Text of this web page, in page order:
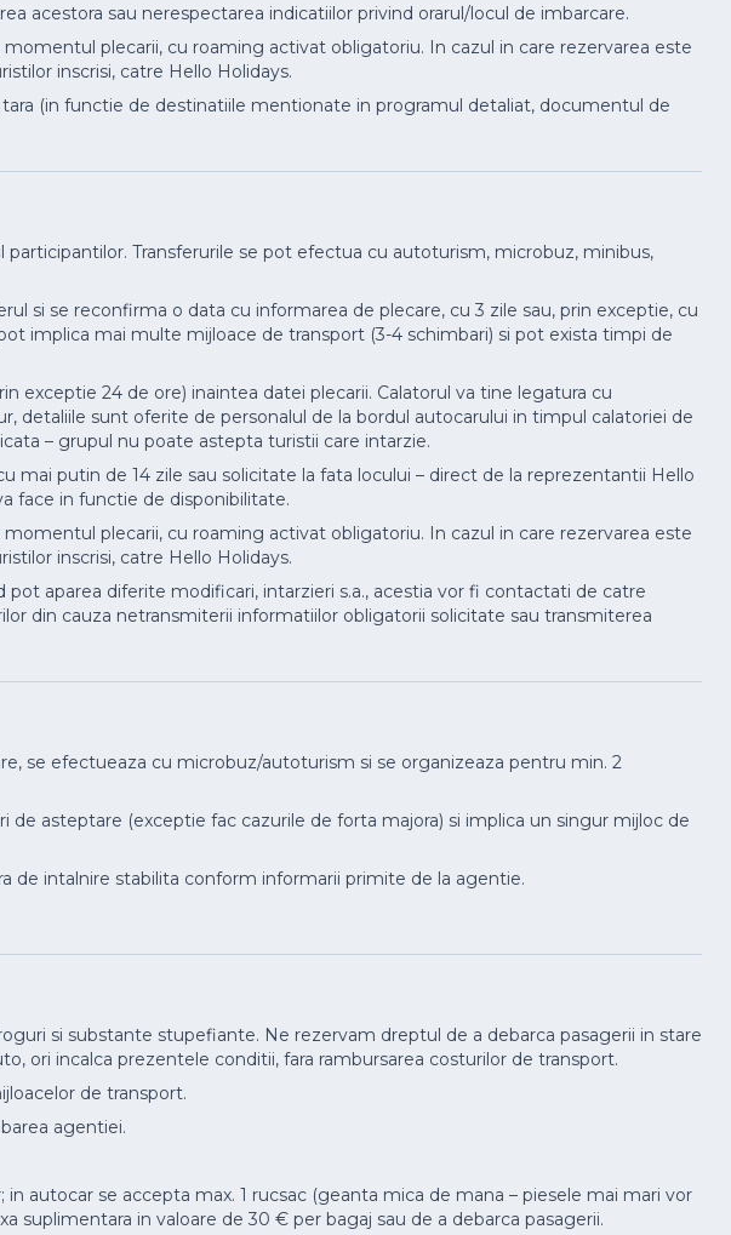
acestora sau nerespectarea indicatiilor privind orarul/locul de imbarcare.
plecarii, cu roaming activat obligatoriu. In cazul in care rezervarea este
inscrisi, catre Hello Holidays.
(in functie de destinatiile mentionate in programul detaliat, documentul de
Transferurile se pot efectua cu autoturism, microbuz, minibus,
si se reconfirma o data cu informarea de plecare, cu 3 zile sau, prin exceptie, cu
implica mai multe mijloace de transport (3-4 schimbari) si pot exista timpi de
exceptie 24 de ore) inaintea datei plecarii. Calatorul va tine legatura cu
detaliile sunt oferite de personalul de la bordul autocarului in timpul calatoriei de
– grupul nu poate astepta turistii care intarzie.
mai putin de 14 zile sau solicitate la fata locului – direct de la reprezentantii Hello
face in functie de disponibilitate.
plecarii, cu roaming activat obligatoriu. In cazul in care rezervarea este
inscrisi, catre Hello Holidays.
aparea diferite modificari, intarzieri s.a., acestia vor fi contactati de catre
din cauza netransmiterii informatiilor obligatorii solicitate sau transmiterea
se efectueaza cu microbuz/autoturism si se organizeaza pentru min. 2
de asteptare (exceptie fac cazurile de forta majora) si implica un singur mijloc de
de intalnire stabilita conform informarii primite de la agentie.
si substante stupefiante. Ne rezervam dreptul de a debarca pasagerii in stare
ori incalca prezentele conditii, fara rambursarea costurilor de transport.
de transport.
agentiei.
autocar se accepta max. 1 rucsac (geanta mica de mana – piesele mai mari vor
suplimentara in valoare de 30 € per bagaj sau de a debarca pasagerii.